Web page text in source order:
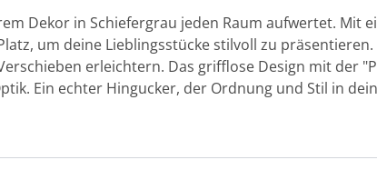
Dekor in Schiefergrau jeden Raum aufwertet. Mit
um deine Lieblingsstücke stilvoll zu präsentieren.
erleichtern. Das grifflose Design mit der
Ein echter Hingucker, der Ordnung und Stil in dein